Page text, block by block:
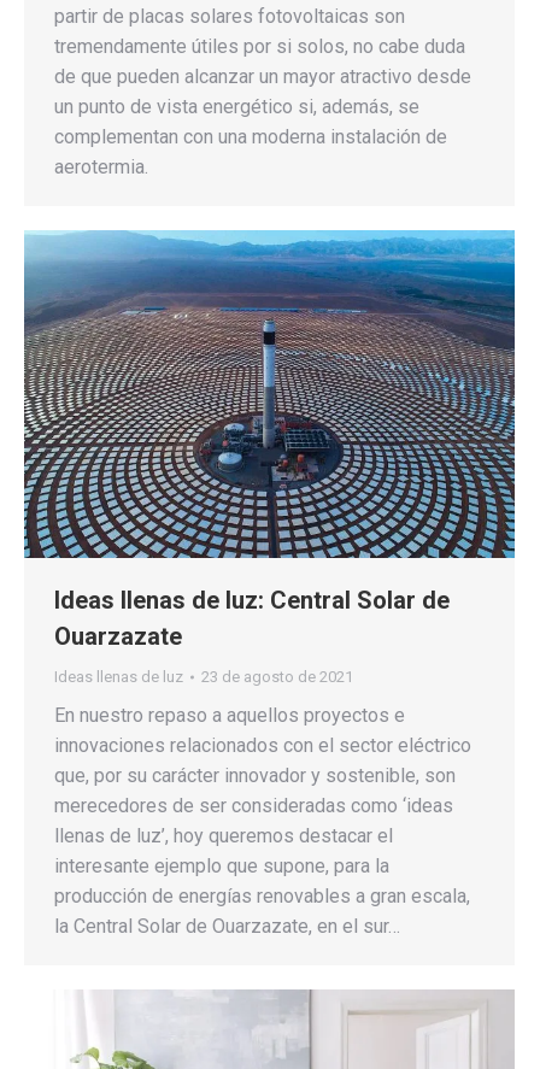
partir de placas solares fotovoltaicas son
tremendamente útiles por si solos, no cabe duda
de que pueden alcanzar un mayor atractivo desde
un punto de vista energético si, además, se
complementan con una moderna instalación de
aerotermia.
Ideas llenas de luz: Central Solar de
Ouarzazate
Ideas llenas de luz 23 de agosto de 2021
En nuestro repaso a aquellos proyectos e
innovaciones relacionados con el sector eléctrico
que, por su carácter innovador y sostenible, son
merecedores de ser consideradas como ‘ideas
llenas de luz’, hoy queremos destacar el
interesante ejemplo que supone, para la
producción de energías renovables a gran escala,
la Central Solar de Ouarzazate, en el sur…